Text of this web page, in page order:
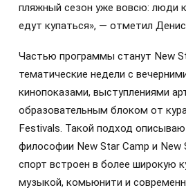
пляжный сезон уже вовсю: люди
едут купаться», — отметил
Частью программы станут New
тематические недели с
кинопоказами, выступлениями
образовательным блоком от
Festivals. Такой подход
философии New Star Camp и New
спорт встроен в более широкую
музыкой, комьюнити и